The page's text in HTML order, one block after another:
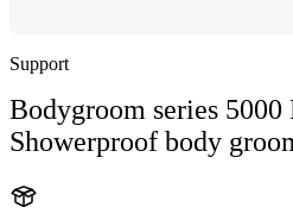
Support
Bodygroom series 5000
Showerproof body